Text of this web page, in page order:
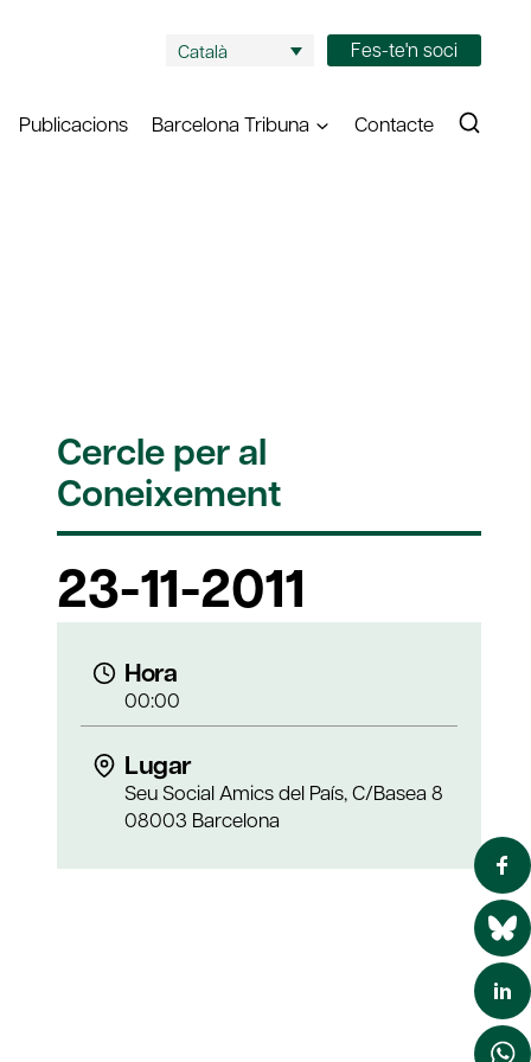
Català Fes-te'n soci
Publicacions Barcelona Tribuna Contacte
Cercle per al
Coneixement
23-11-2011
Hora
00:00
Lugar
Seu Social Amics del País, C/Basea 8
08003 Barcelona